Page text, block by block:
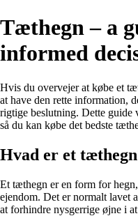
Tæthegn – a
informed
Hvis du overvejer at købe et
at have den rette information,
rigtige beslutning. Dette
så du kan købe det bedste
Hvad er et
Et tæthegn er en form for
ejendom. Det er normalt lavet
at forhindre nysgerrige øjne i